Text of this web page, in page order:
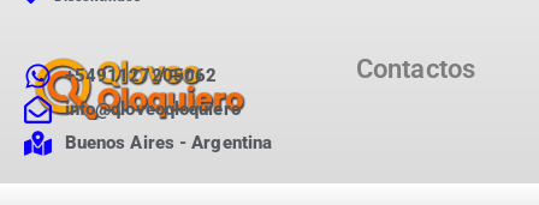
Contactos
+5491127205062
info@qloveoqloquiero
Buenos Aires - Argentina